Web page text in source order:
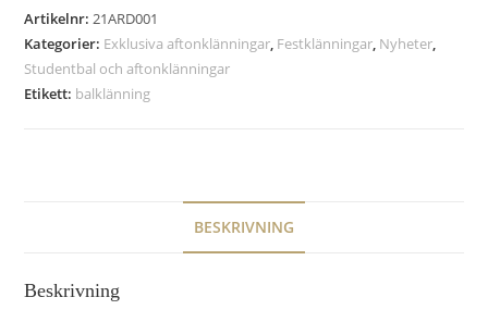
Artikelnr:21ARD001
Kategorier: Exklusiva aftonklänningar, Festklänningar, Nyheter,
Studentbal och aftonklänningar
Etikett: balklänning
BESKRIVNING
Beskrivning